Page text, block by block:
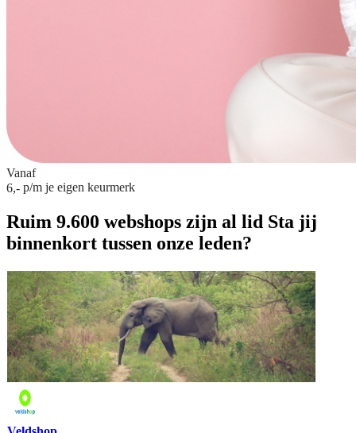
Vanaf
6,- p/m je eigen keurmerk
Ruim 9.600 webshops zijn al lid Sta jij
binnenkort tussen onze leden?